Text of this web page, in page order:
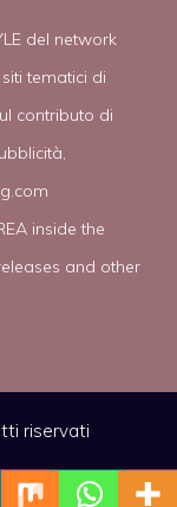
del network
tematici di
contributo di
inside the
and other
riservati